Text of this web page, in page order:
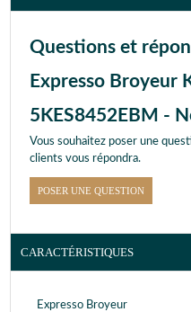
Questions et
Expresso Broyeur
5KES8452EBM -
Vous souhaitez poser une
clients vous répondra.
POSER UNE QUESTION
CARACTÉRISTIQUES
Expresso Broyeur